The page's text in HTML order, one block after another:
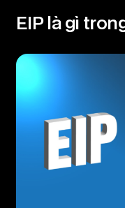
EIP là gì